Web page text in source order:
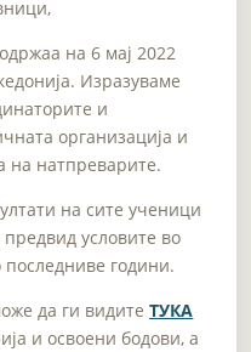
на 6 мај 2022
Изразуваме
и
организација и
на натпреварите.
на сите ученици
условите во
години.
да ги видитеТУКА
и освоени бодови, а